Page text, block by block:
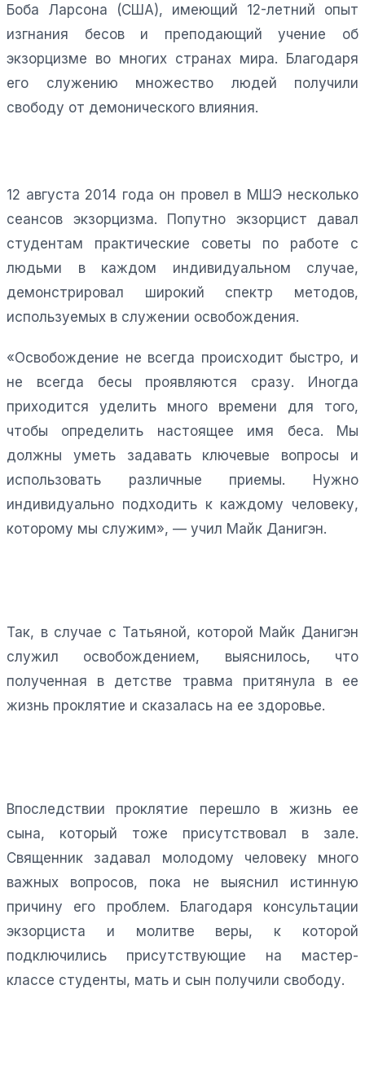
Боба Ларсона (США), имеющий 12-летний опыт
изгнания бесов и преподающий учение об
экзорцизме во многих странах мира. Благодаря
его служению множество людей получили
свободу от демонического влияния.
12 августа 2014 года он провел в МШЭ несколько
сеансов экзорцизма. Попутно экзорцист давал
студентам практические советы по работе с
людьми в каждом индивидуальном случае,
демонстрировал широкий спектр методов,
используемых в служении освобождения.
«Освобождение не всегда происходит быстро, и
не всегда бесы проявляются сразу. Иногда
приходится уделить много времени для того,
чтобы определить настоящее имя беса. Мы
должны уметь задавать ключевые вопросы и
использовать различные приемы. Нужно
индивидуально подходить к каждому человеку,
которому мы служим», — учил Майк Данигэн.
Так, в случае с Татьяной, которой Майк Данигэн
служил освобождением, выяснилось, что
полученная в детстве травма притянула в ее
жизнь проклятие и сказалась на ее здоровье.
Впоследствии проклятие перешло в жизнь ее
сына, который тоже присутствовал в зале.
Священник задавал молодому человеку много
важных вопросов, пока не выяснил истинную
причину его проблем. Благодаря консультации
экзорциста и молитве веры, к которой
подключились присутствующие на мастер-
классе студенты, мать и сын получили свободу.